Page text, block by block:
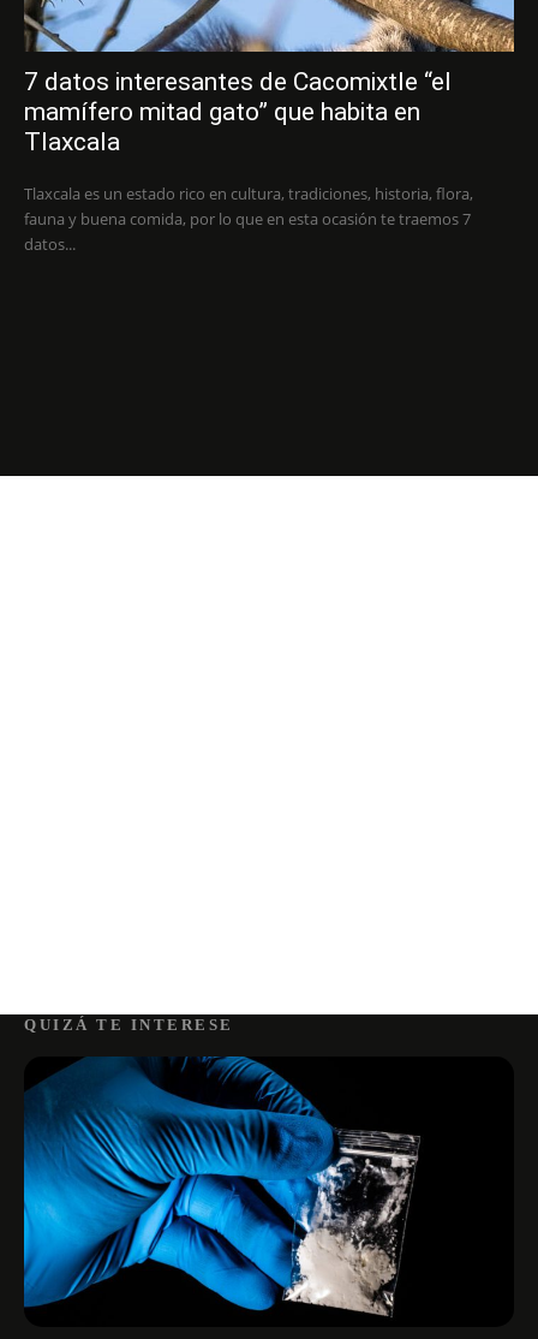
7 datos interesantes de Cacomixtle “el
mamífero mitad gato” que habita en
Tlaxcala
Tlaxcala es un estado rico en cultura, tradiciones, historia, flora,
fauna y buena comida, por lo que en esta ocasión te traemos 7
datos...
QUIZÁ TE INTERESE